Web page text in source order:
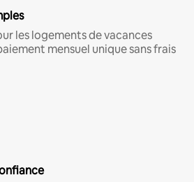
les logements de vacances
mensuel unique sans frais